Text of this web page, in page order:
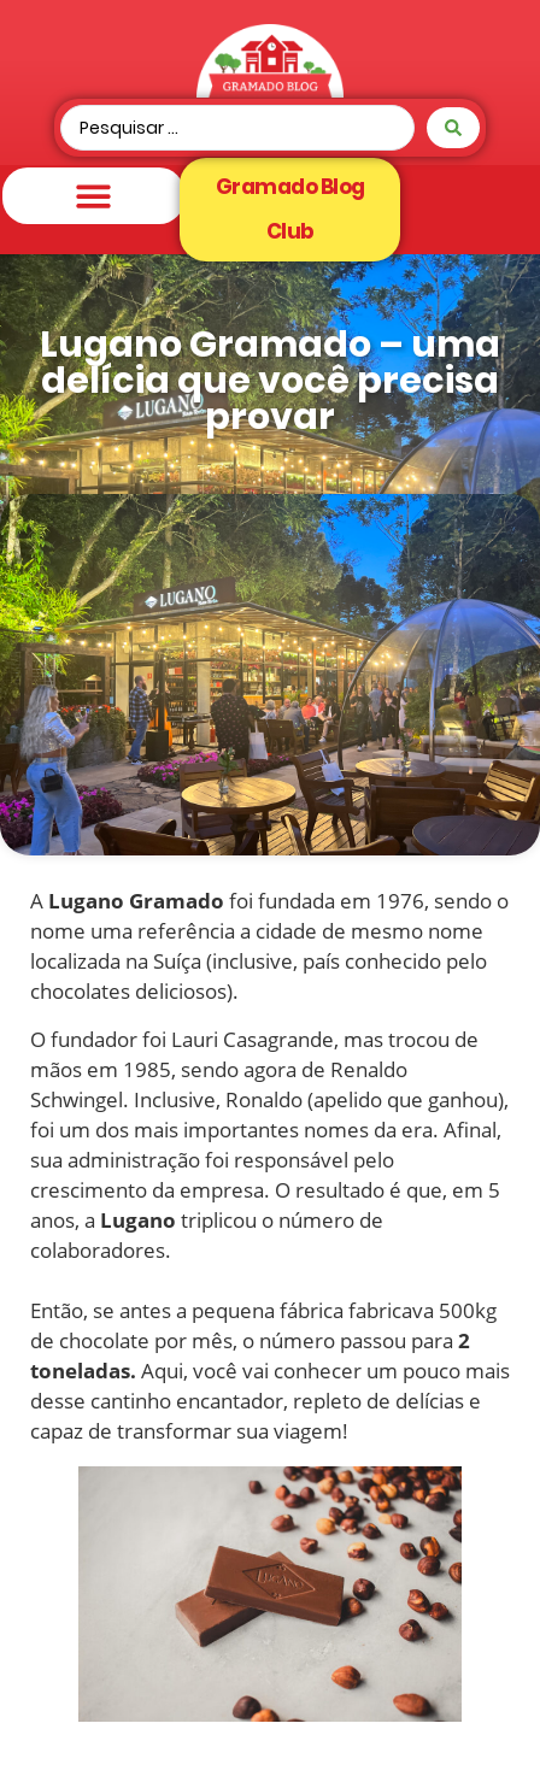
Gramado Blog
Club
Lugano Gramado – uma
delícia que você precisa
provar
A Lugano Gramado foi fundada em 1976, sendo o
nome uma referência a cidade de mesmo nome
localizada na Suíça (inclusive, país conhecido pelo
chocolates deliciosos).
O fundador foi Lauri Casagrande, mas trocou de
mãos em 1985, sendo agora de Renaldo
Schwingel. Inclusive, Ronaldo (apelido que ganhou),
foi um dos mais importantes nomes da era. Afinal,
sua administração foi responsável pelo
crescimento da empresa. O resultado é que, em 5
anos, a Lugano triplicou o número de
colaboradores.
Então, se antes a pequena fábrica fabricava 500kg
de chocolate por mês, o número passou para 2
toneladas. Aqui, você vai conhecer um pouco mais
desse cantinho encantador, repleto de delícias e
capaz de transformar sua viagem!